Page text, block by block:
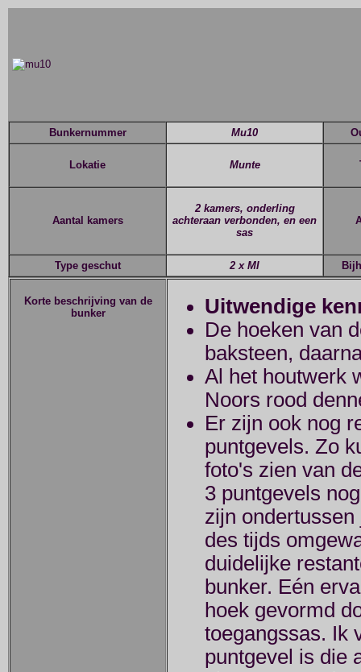
Bunkernummer Mu10
Lokatie Munte
Aantal kamers
2 kamers, onderling
achteraan verbonden, en een
sas
Type geschut 2 x MI
Korte beschrijving van de
bunker
Uitwendige
De hoeken van
baksteen,
Al het houtwerk
Noors rood
Er zijn ook nog
puntgevels. Zo
foto's zien van
3 puntgevels
zijn
des tijds
duidelijke
bunker. Eén
hoek gevormd
toegangssas. Ik
puntgevel is die